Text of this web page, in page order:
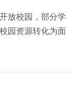
放校园，部分学
园资源转化为面